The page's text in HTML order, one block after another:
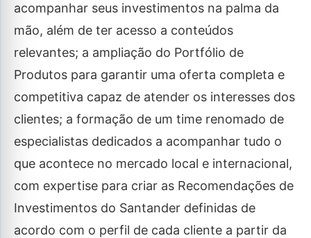
acompanhar seus investimentos na palma da
mão, além de ter acesso a conteúdos
relevantes; a ampliação do Portfólio de
Produtos para garantir uma oferta completa e
competitiva capaz de atender os interesses dos
clientes; a formação de um time renomado de
especialistas dedicados a acompanhar tudo o
que acontece no mercado local e internacional,
com expertise para criar as Recomendações de
Investimentos do Santander definidas de
acordo com o perfil de cada cliente a partir da